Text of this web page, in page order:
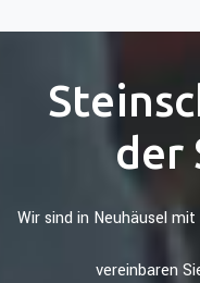
der
Wir sind in Neuhäusel
vereinbaren